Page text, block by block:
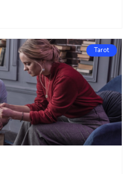
Tarot